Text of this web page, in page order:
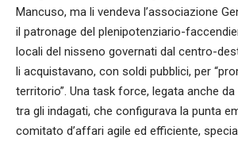
Mancuso, ma li vendeva l’associazione
il patronage del plenipotenziario-
locali del nisseno governati dal centro-
li acquistavano, con soldi pubblici, per
territorio”. Una task force, legata anche
tra gli indagati, che configurava la punta
comitato d’affari agile ed efficiente,